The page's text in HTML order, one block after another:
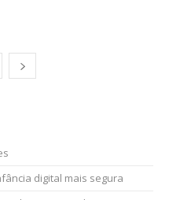
digital mais segura